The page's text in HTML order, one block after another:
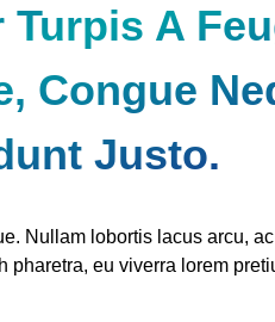
A
Congue
Justo.
Nullam lobortis lacus arcu,
eu viverra lorem